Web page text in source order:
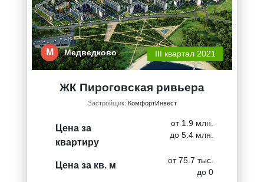
М Медведково III квартал 2021
ЖК Пироговская ривьера
Застройщик: КомфортИнвест
Цена за
квартиру
от 1.9 млн.
до 5.4 млн.
Цена за кв. м
от 75.7 тыс.
до 0